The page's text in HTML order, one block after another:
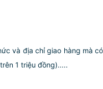
và địa chỉ giao hàng mà
1 triệu đồng).....